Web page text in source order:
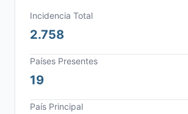
Incidencia Total
2.758
Países Presentes
19
País Principal